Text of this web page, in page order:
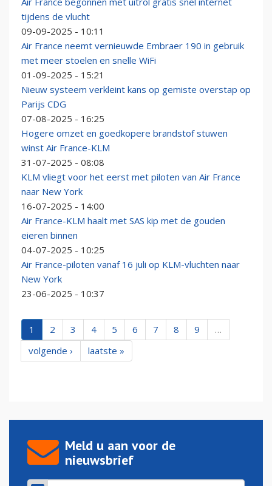
tijdens de vlucht
09-09-2025 - 10:11
Air France neemt vernieuwde Embraer 190 in gebruik
met meer stoelen en snelle WiFi
01-09-2025 - 15:21
Nieuw systeem verkleint kans op gemiste overstap op
Parijs CDG
07-08-2025 - 16:25
Hogere omzet en goedkopere brandstof stuwen
winst Air France-KLM
31-07-2025 - 08:08
KLM vliegt voor het eerst met piloten van Air France
naar New York
16-07-2025 - 14:00
Air France-KLM haalt met SAS kip met de gouden
eieren binnen
04-07-2025 - 10:25
Air France-piloten vanaf 16 juli op KLM-vluchten naar
New York
23-06-2025 - 10:37
1 2 3 4 5 6 7 8 9
…
volgende ›
laatste »
Meld u aan voor de
nieuwsbrief